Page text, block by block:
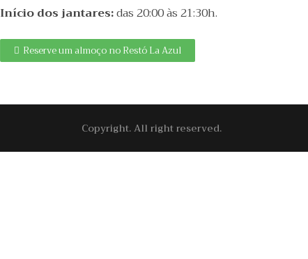
Início dos jantares:das 20:00 às 21:30h.
Reserve um almoço no Restó La Azul
Copyright. All right reserved.